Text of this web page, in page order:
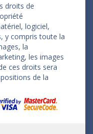
droits de
logiciel,
y compris toute la
la
les images
ces droits sera
de la